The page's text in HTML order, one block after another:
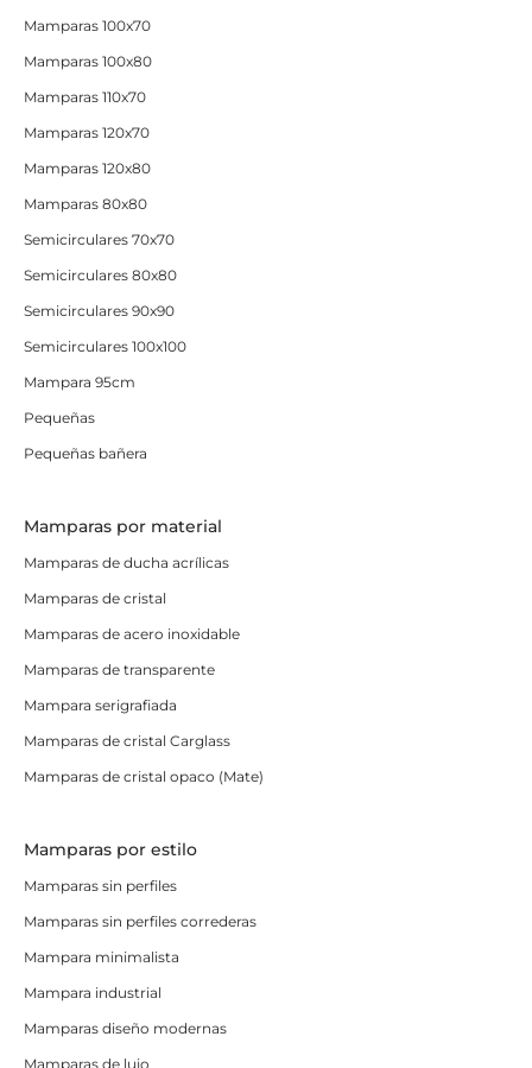
Mamparas 100x70
Mamparas 100x80
Mamparas 110x70
Mamparas 120x70
Mamparas 120x80
Mamparas 80x80
Semicirculares 70x70
Semicirculares 80x80
Semicirculares 90x90
Semicirculares 100x100
Mampara 95cm
Pequeñas
Pequeñas bañera
Mamparas por material
Mamparas de ducha acrílicas
Mamparas de cristal
Mamparas de acero inoxidable
Mamparas de transparente
Mampara serigrafiada
Mamparas de cristal Carglass
Mamparas de cristal opaco (Mate)
Mamparas por estilo
Mamparas sin perfiles
Mamparas sin perfiles correderas
Mampara minimalista
Mampara industrial
Mamparas diseño modernas
Mamparas de lujo